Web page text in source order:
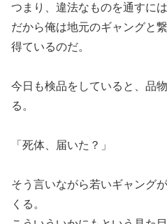
つまり、違法なものを通すに
だから俺は地元のギャングと
得ているのだ。
今日も検品をしていると、品
る。
「死体、届いた？」
そう言いながら若いギャング
くる。